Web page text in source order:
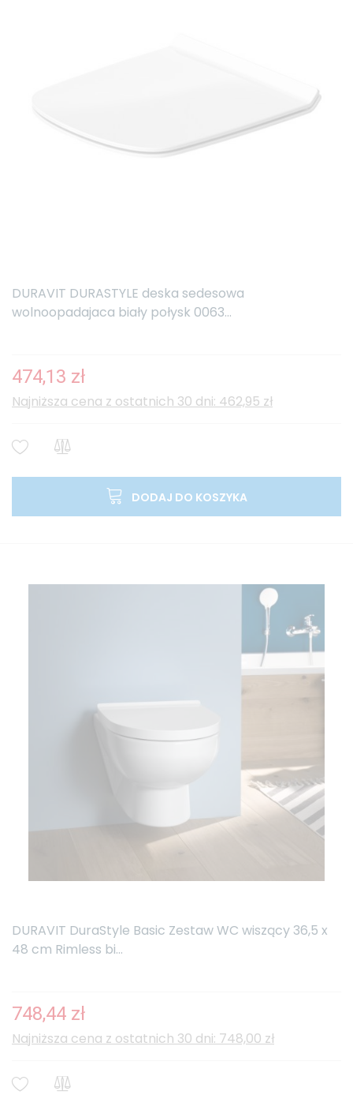
DURAVIT DURASTYLE deska sedesowa
wolnoopadajaca biały połysk 0063...
474,13 zł
Najniższa cena z ostatnich 30 dni: 462,95 zł
DODAJ DO KOSZYKA
DURAVIT DuraStyle Basic Zestaw WC wiszący 36,5 x
48 cm Rimless bi...
748,44 zł
Najniższa cena z ostatnich 30 dni: 748,00 zł